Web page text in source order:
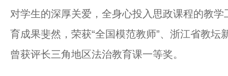
对学生的深厚关爱，全身心投入思政课程的教
育成果斐然，荣获“全国模范教师”、浙江省教
曾获评长三角地区法治教育课一等奖。